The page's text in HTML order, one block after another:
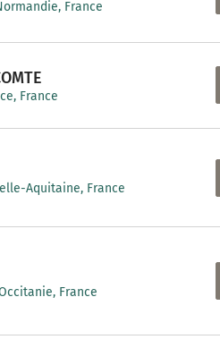
France
France
Aquitaine, France
France